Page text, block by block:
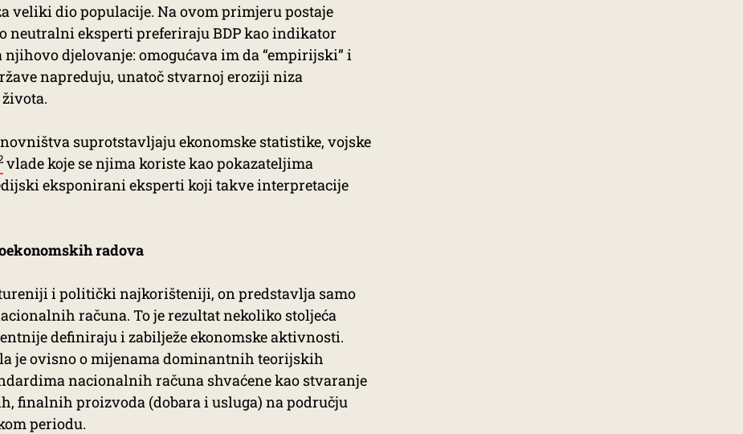
veliki dio populacije. Na ovom primjeru postaje
neutralni eksperti preferiraju BDP kao indikator
djelovanje: omogućava im da “empirijski” i
napreduju, unatoč stvarnoj eroziji niza
suprotstavljaju ekonomske statistike, vojske
vlade koje se njima koriste kao pokazateljima
eksponirani eksperti koji takve interpretacije
radova
i politički najkorišteniji, on predstavlja samo
računa. To je rezultat nekoliko stoljeća
definiraju i zabilježe ekonomske aktivnosti.
je ovisno o mijenama dominantnih teorijskih
nacionalnih računa shvaćene kao stvaranje
finalnih proizvoda (dobara i usluga) na području
periodu.